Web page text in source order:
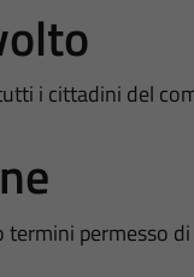
i cittadini del
permesso